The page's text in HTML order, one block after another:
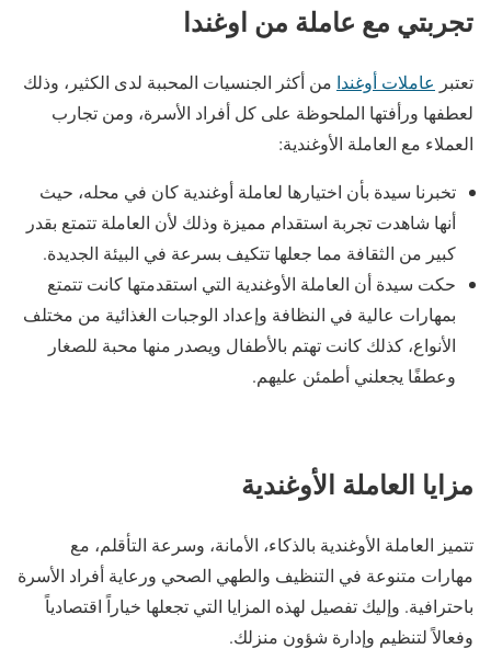
تجربتي مع عاملة من اوغندا
تعتبر عاملات أوغندا من أكثر الجنسيات المحببة لدى الكثير، وذلك
لعطفها ورأفتها الملحوظة على كل أفراد الأسرة، ومن تجارب
العملاء مع العاملة الأوغندية:
تخبرنا سيدة بأن اختيارها لعاملة أوغندية كان في محله، حيث
أنها شاهدت تجربة استقدام مميزة وذلك لأن العاملة تتمتع بقدر
كبير من الثقافة مما جعلها تتكيف بسرعة في البيئة الجديدة.
حكت سيدة أن العاملة الأوغندية التي استقدمتها كانت تتمتع
بمهارات عالية في النظافة وإعداد الوجبات الغذائية من مختلف
الأنواع، كذلك كانت تهتم بالأطفال ويصدر منها محبة للصغار
وعطفًا يجعلني أطمئن عليهم.
مزايا العاملة الأوغندية
تتميز العاملة الأوغندية بالذكاء، الأمانة، وسرعة التأقلم، مع
مهارات متنوعة في التنظيف والطهي الصحي ورعاية أفراد الأسرة
باحترافية. وإليك تفصيل لهذه المزايا التي تجعلها خياراً اقتصادياً
وفعالاً لتنظيم وإدارة شؤون منزلك.